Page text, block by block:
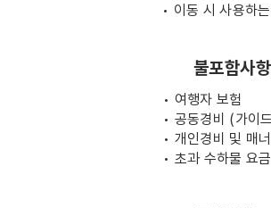
• 이동 시 사용하
불포함사항
• 여행자 보험
• 공동경비 (가이
• 개인경비 및 매
• 초과 수하물 요